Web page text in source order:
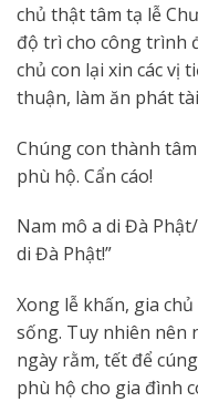
chủ thật tâm tạ lễ
độ trì cho công trình
chủ con lại xin các vị
thuận, làm ăn phát
Chúng con thành
phù hộ. Cẩn cáo!
Nam mô a di Đà
di Đà Phật!”
Xong lễ khấn, gia
sống. Tuy nhiên nên
ngày rằm, tết để
phù hộ cho gia đình